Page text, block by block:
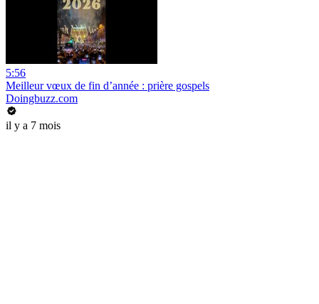
5:56
Meilleur vœux de fin d’année : prière gospels
Doingbuzz.com
il y a 7 mois